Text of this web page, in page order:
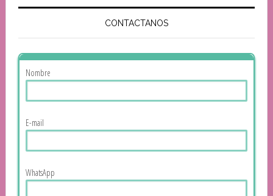
CONTACTANOS
Nombre
E-mail
WhatsApp